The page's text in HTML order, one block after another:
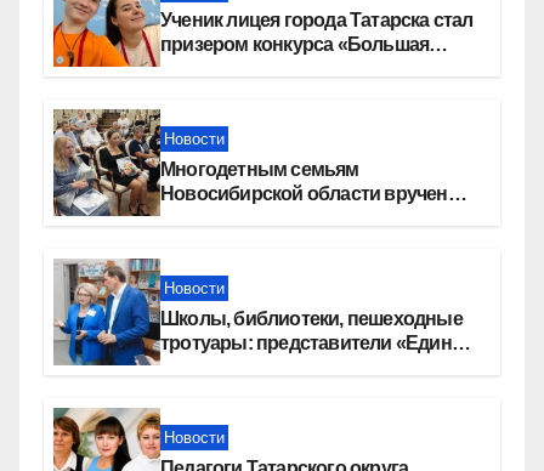
Ученик лицея города Татарска стал
призером конкурса «Большая
Новости
Многодетным семьям
Новосибирской области вручены
Новости
Школы, библиотеки, пешеходные
тротуары: представители «Единой
Новости